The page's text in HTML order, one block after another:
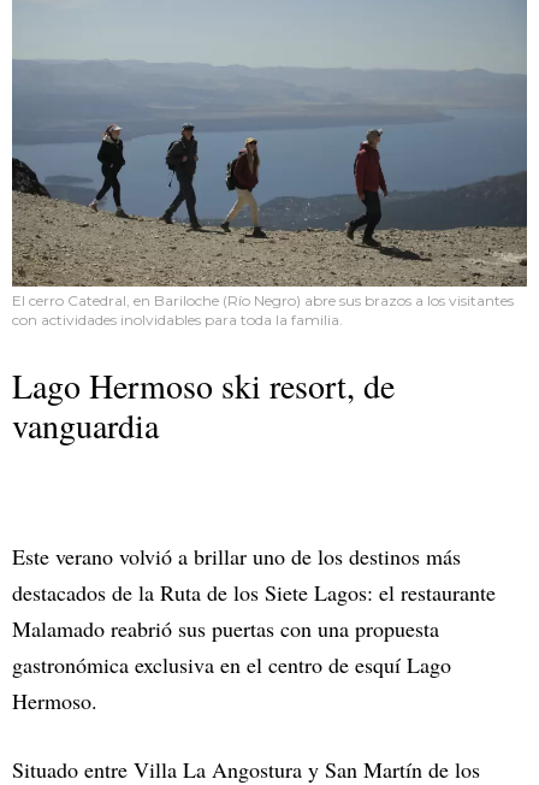
El cerro Catedral, en Bariloche (Río Negro) abre sus brazos a los visitantes
con actividades inolvidables para toda la familia.
Lago Hermoso ski resort, de
vanguardia
Este verano volvió a brillar uno de los destinos más
destacados de la Ruta de los Siete Lagos: el restaurante
Malamado reabrió sus puertas con una propuesta
gastronómica exclusiva en el centro de esquí Lago
Hermoso.
Situado entre Villa La Angostura y San Martín de los